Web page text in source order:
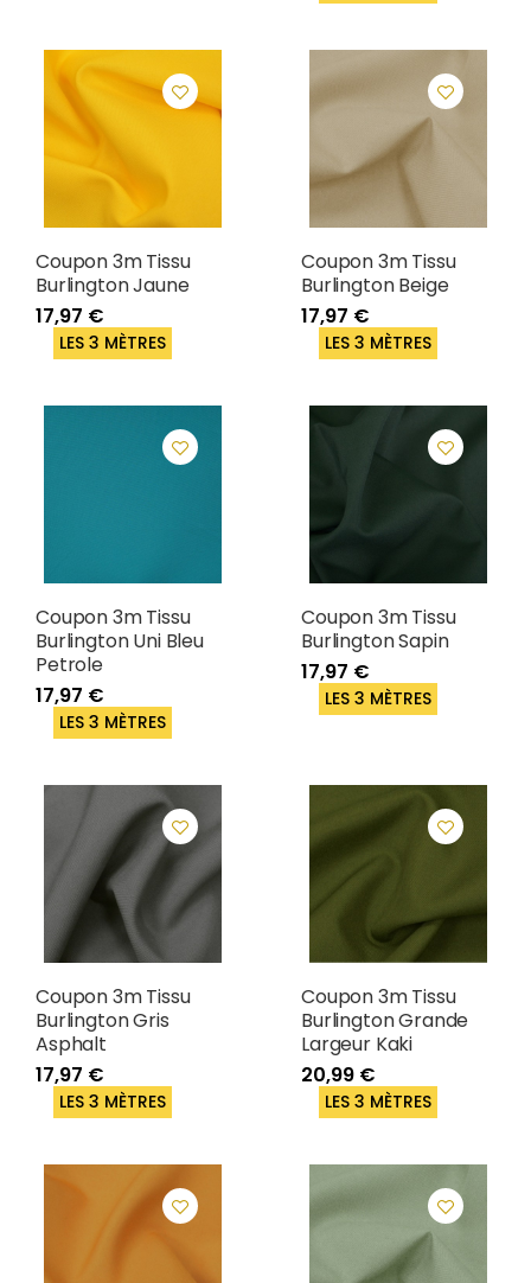
Coupon 3m Tissu
Burlington Jaune
17,97 €
LES 3 MÈTRES
Coupon 3m Tissu
Burlington Beige
17,97 €
LES 3 MÈTRES
Coupon 3m Tissu
Burlington Uni Bleu
Petrole
17,97 €
LES 3 MÈTRES
Coupon 3m Tissu
Burlington Sapin
17,97 €
LES 3 MÈTRES
Coupon 3m Tissu
Burlington Gris
Asphalt
17,97 €
LES 3 MÈTRES
Coupon 3m Tissu
Burlington Grande
Largeur Kaki
20,99 €
LES 3 MÈTRES